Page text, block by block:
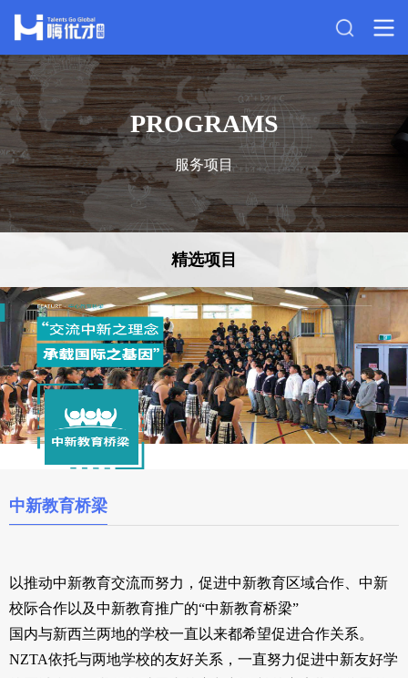
PROGRAMS
服务项目
精选项目
中新教育桥梁
以推动中新教育交流而努力，促进中新教育区域合作、中新
校际合作以及中新教育推广的“中新教育桥梁”
国内与新西兰两地的学校一直以来都希望促进合作关系。
NZTA依托与两地学校的友好关系，一直努力促进中新友好学